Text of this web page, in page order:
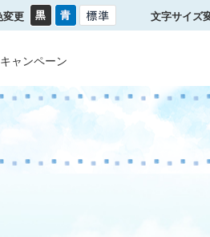
変更 文字サイズ
キャンペーン